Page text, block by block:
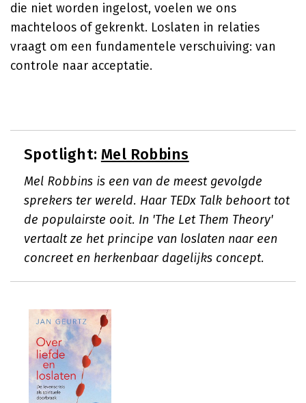
die niet worden ingelost, voelen we ons
machteloos of gekrenkt. Loslaten in relaties
vraagt om een fundamentele verschuiving: van
controle naar acceptatie.
Spotlight: Mel Robbins
Mel Robbins is een van de meest gevolgde
sprekers ter wereld. Haar TEDx Talk behoort tot
de populairste ooit. In 'The Let Them Theory'
vertaalt ze het principe van loslaten naar een
concreet en herkenbaar dagelijks concept.